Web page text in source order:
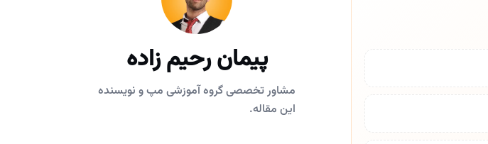
پیمان رحیم زاده
مشاور تخصصی گروه آموزشی مپ و نویسنده
این مقاله.